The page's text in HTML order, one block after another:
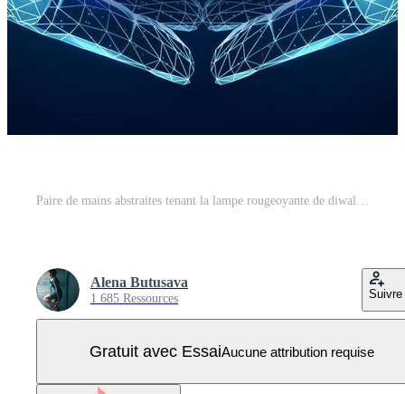
Paire de mains abstraites tenant la lampe rougeoyante de diwali Vecteur Pro
Alena Butusava
1 685 Ressources Suivre
Gratuit avec EssaiAucune attribution requise